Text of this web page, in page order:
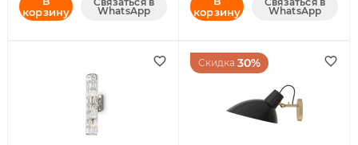
корзину
WhatsApp
корзину
WhatsApp
Скидка 30%